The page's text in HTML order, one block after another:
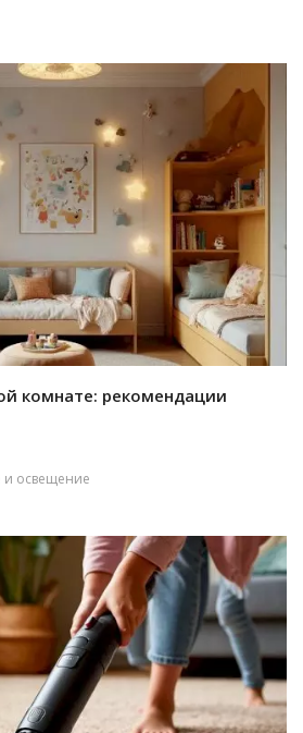
комнате: рекомендации
и освещение